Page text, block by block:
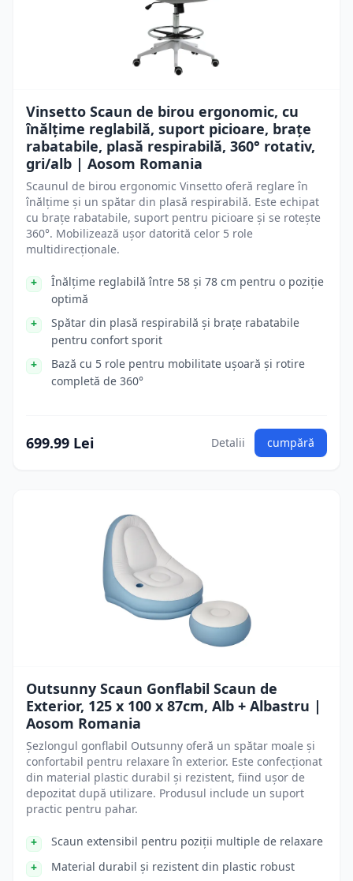
Vinsetto Scaun de birou ergonomic, cu
înălțime reglabilă, suport picioare, brațe
rabatabile, plasă respirabilă, 360° rotativ,
gri/alb | Aosom Romania
Scaunul de birou ergonomic Vinsetto oferă reglare în
înălțime și un spătar din plasă respirabilă. Este echipat
cu brațe rabatabile, suport pentru picioare și se rotește
360°. Mobilizează ușor datorită celor 5 role
multidirecționale.
Înălțime reglabilă între 58 și 78 cm pentru o poziție
optimă
Spătar din plasă respirabilă și brațe rabatabile
pentru confort sporit
Bază cu 5 role pentru mobilitate ușoară și rotire
completă de 360°
699.99 Lei Detalii cumpără
Outsunny Scaun Gonflabil Scaun de
Exterior, 125 x 100 x 87cm, Alb + Albastru |
Aosom Romania
Șezlongul gonflabil Outsunny oferă un spătar moale și
confortabil pentru relaxare în exterior. Este confecționat
din material plastic durabil și rezistent, fiind ușor de
depozitat după utilizare. Produsul include un suport
practic pentru pahar.
Scaun extensibil pentru poziții multiple de relaxare
Material durabil și rezistent din plastic robust